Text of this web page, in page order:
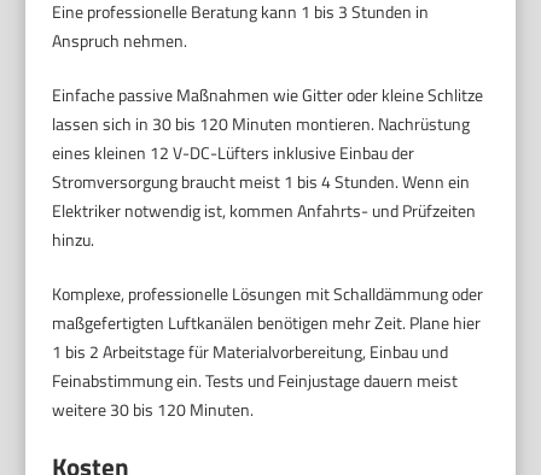
Eine professionelle Beratung kann 1 bis 3 Stunden in
Anspruch nehmen.
Einfache passive Maßnahmen wie Gitter oder kleine Schlitze
lassen sich in 30 bis 120 Minuten montieren. Nachrüstung
eines kleinen 12 V-DC-Lüfters inklusive Einbau der
Stromversorgung braucht meist 1 bis 4 Stunden. Wenn ein
Elektriker notwendig ist, kommen Anfahrts- und Prüfzeiten
hinzu.
Komplexe, professionelle Lösungen mit Schalldämmung oder
maßgefertigten Luftkanälen benötigen mehr Zeit. Plane hier
1 bis 2 Arbeitstage für Materialvorbereitung, Einbau und
Feinabstimmung ein. Tests und Feinjustage dauern meist
weitere 30 bis 120 Minuten.
Kosten